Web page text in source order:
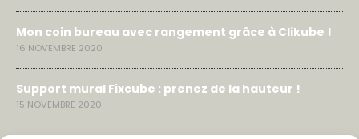
Mon coin bureau avec rangement grâce à Clikube !
16 NOVEMBRE 2020
Support mural Fixcube : prenez de la hauteur !
15 NOVEMBRE 2020